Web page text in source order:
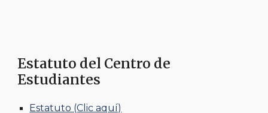
Estatuto del Centro de
Estudiantes
Estatuto (Clic aquí)